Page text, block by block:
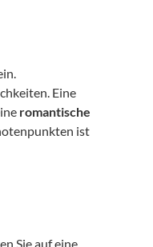
romantische
ist
Sie auf eine